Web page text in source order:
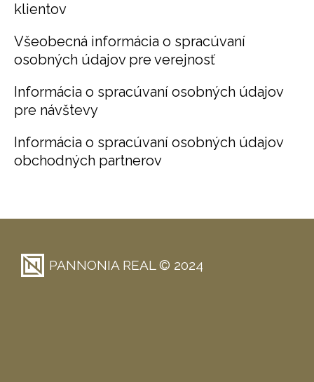
klientov
Všeobecná informácia o spracúvaní
osobných údajov pre verejnosť
Informácia o spracúvaní osobných údajov
pre návštevy
Informácia o spracúvaní osobných údajov
obchodných partnerov
PANNONIA REAL © 2024